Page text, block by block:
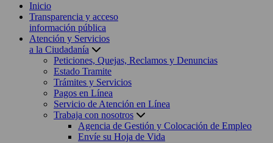
Inicio
Transparencia y acceso
información pública
Atención y Servicios
a la Ciudadanía
Peticiones, Quejas, Reclamos y Denuncias
Estado Tramite
Trámites y Servicios
Pagos en Línea
Servicio de Atención en Línea
Trabaja con nosotros
Agencia de Gestión y Colocación de Empleo
Envíe su Hoja de Vida